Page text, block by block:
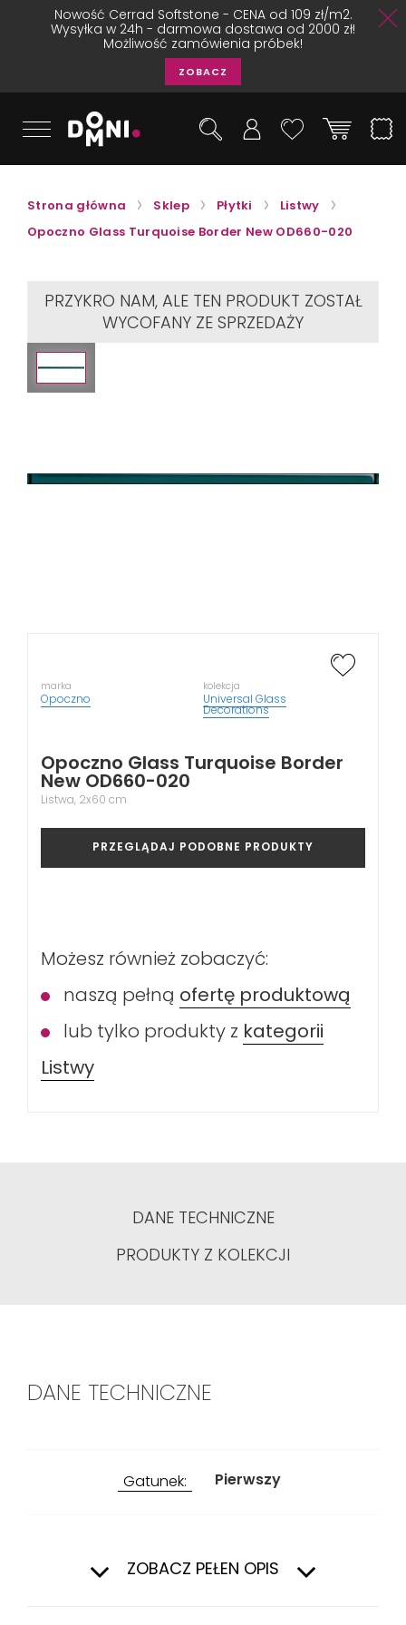
Nowość Cerrad Softstone - CENA od 109 zł/m2.
Wysyłka w 24h - darmowa dostawa od 2000 zł!
Możliwość zamówienia próbek!
ZOBACZ
Strona główna Sklep Płytki
Listwy
Opoczno Glass Turquoise Border New OD660-020
PRZYKRO NAM, ALE TEN PRODUKT ZOSTAŁ
WYCOFANY ZE SPRZEDAŻY
marka
Opoczno
kolekcja
Universal Glass
Decorations
Opoczno Glass Turquoise Border
New OD660-020
Listwa, 2x60 cm
PRZEGLĄDAJ PODOBNE PRODUKTY
Możesz również zobaczyć:
naszą pełną ofertę produktową
lub tylko produkty z kategorii
Listwy
DANE TECHNICZNE
PRODUKTY Z KOLEKCJI
DANE TECHNICZNE
Gatunek: Pierwszy
ZOBACZ PEŁEN OPIS